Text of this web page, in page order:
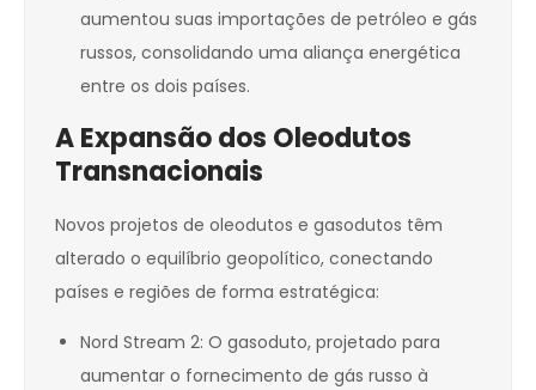
aumentou suas importações de petróleo e gás
russos, consolidando uma aliança energética
entre os dois países.
A Expansão dos Oleodutos
Transnacionais
Novos projetos de oleodutos e gasodutos têm
alterado o equilíbrio geopolítico, conectando
países e regiões de forma estratégica:
Nord Stream 2: O gasoduto, projetado para
aumentar o fornecimento de gás russo à